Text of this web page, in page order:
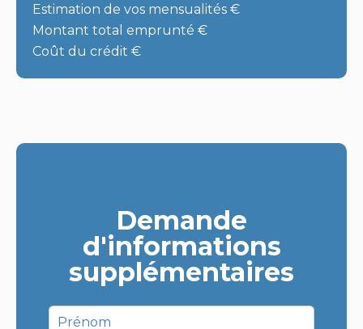
Estimation de vos mensualités €
Montant total emprunté €
Coût du crédit €
Demande
d'informations
supplémentaires